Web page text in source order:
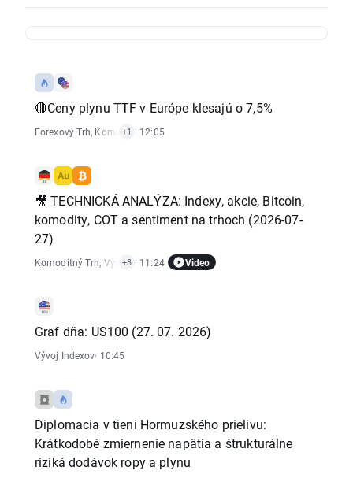
🔴Ceny plynu TTF v Európe klesajú o 7,5%
Forexový Trh, Komoditný Trh
+1 · 12:05
🎥 TECHNICKÁ ANALÝZA: Indexy, akcie, Bitcoin,
komodity, COT a sentiment na trhoch (2026-07-
27)
Komoditný Trh, Vývoj Indexov,Krypto Správy
+3 · 11:24 Video
Graf dňa: US100 (27. 07. 2026)
Vývoj Indexov· 10:45
Diplomacia v tieni Hormuzského prielivu:
Krátkodobé zmiernenie napätia a štrukturálne
riziká dodávok ropy a plynu